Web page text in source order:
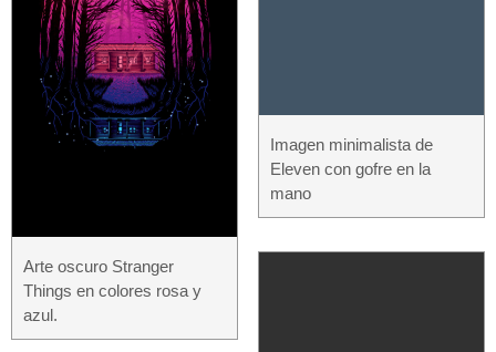
Arte oscuro Stranger
Things en colores rosa y
azul.
Imagen minimalista de
Eleven con gofre en la
mano